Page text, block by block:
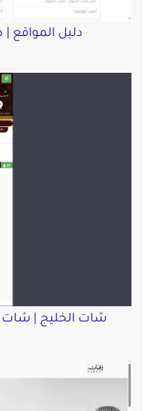
دليل المواقع
شات الخليج | شات